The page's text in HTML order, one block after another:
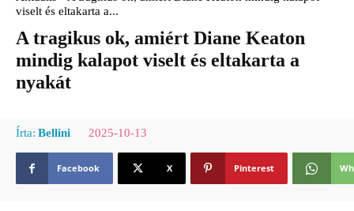
viselt és eltakarta a...
A tragikus ok, amiért Diane Keaton
mindig kalapot viselt és eltakarta a
nyakát
Írta: Bellini 2025-10-13
Facebook X Pinterest